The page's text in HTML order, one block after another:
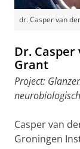
dr. Casper van
Dr. Casper
Grant
Project:
Casper van
Groningen